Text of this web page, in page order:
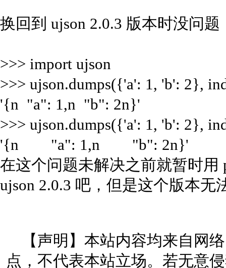
换回到 ujson 2.0.3 版本时没问题
>>> import ujson
>>> ujson.dumps({'a': 1, 'b': 2},
'{n "a": 1,n "b": 2n}'
>>> ujson.dumps({'a': 1, 'b': 2},
'{n "a": 1,n "b": 2n}'
在这个问题未解决之前就暂时用
ujson 2.0.3 吧，但是这个版本无
【声明】本站内容均来自网
点，不代表本站立场。若无意